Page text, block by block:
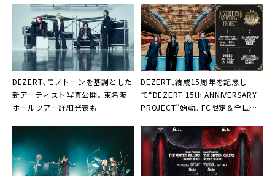
DEZERT、モノトーンを基調とした
新アーティスト写真公開。東名阪
ホールツアー詳細発表も
DEZERT、結成15周年を記念し
て“DEZERT 15th ANNIVERSARY
PROJECT”始動。FC限定＆全国ツ